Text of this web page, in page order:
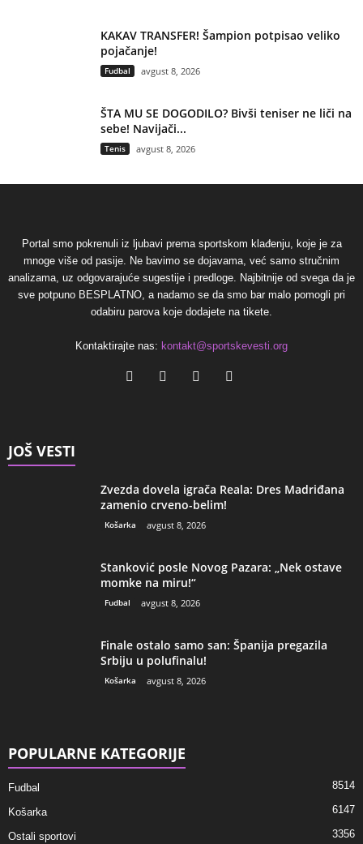
KAKAV TRANSFER! Šampion potpisao veliko
pojačanje!
Fudbal avgust 8, 2026
ŠTA MU SE DOGODILO? Bivši teniser ne liči na
sebe! Navijači...
Tenis avgust 8, 2026
Portal smo pokrenuli iz ljubavi prema sportskom klađenju, koje je za
mnoge više od pasije. Ne bavimo se dojavama, već samo stručnim
analizama, uz odgovarajuće sugestije i predloge. Najbitnije od svega da je
sve potpuno BESPLATNO, a nadamo se da smo bar malo pomogli pri
odabiru parova koje dodajete na tikete.
Kontaktirajte nas: kontakt@sportskevesti.org
JOŠ VESTI
Zvezda dovela igrača Reala: Dres Madriđana
zamenio crveno-belim!
Košarka avgust 8, 2026
Stanković posle Novog Pazara: „Nek ostave
momke na miru!“
Fudbal avgust 8, 2026
Finale ostalo samo san: Španija pregazila
Srbiju u polufinalu!
Košarka avgust 8, 2026
POPULARNE KATEGORIJE
Fudbal 8514
Košarka 6147
Ostali sportovi 3356